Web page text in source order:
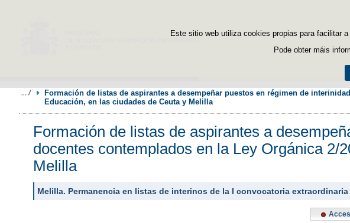
Este sitio web utiliza cookies propias para facilitar
Pode obter máis
Formación de listas de aspirantes a desempeñar puestos en régimen de
Educación, en las ciudades de Ceuta y Melilla
Formación de listas de aspirantes a
docentes contemplados en la Ley Orgánica 2/
Melilla
Melilla. Permanencia en listas de interinos de la I convocatoria